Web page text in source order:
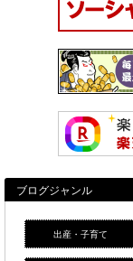
ブログジャンル
出産・子育て